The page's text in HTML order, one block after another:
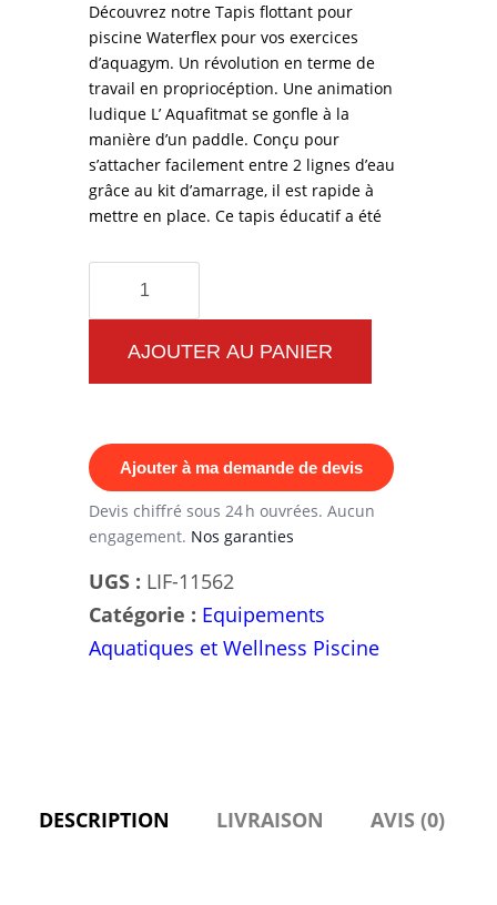
Découvrez notre Tapis flottant pour
piscine Waterflex pour vos exercices
d’aquagym. Un révolution en terme de
travail en propriocéption. Une animation
ludique L’ Aquafitmat se gonfle à la
manière d’un paddle. Conçu pour
s’attacher facilement entre 2 lignes d’eau
grâce au kit d’amarrage, il est rapide à
mettre en place. Ce tapis éducatif a été
quantité
de
Tapis
flottant
piscine
Waterflex
AJOUTER AU PANIER
Ajouter à ma demande de devis
Devis chiffré sous 24 h ouvrées. Aucun
engagement. Nos garanties
UGS : LIF-11562
Catégorie : Equipements
Aquatiques et Wellness Piscine
DESCRIPTION LIVRAISON AVIS (0)